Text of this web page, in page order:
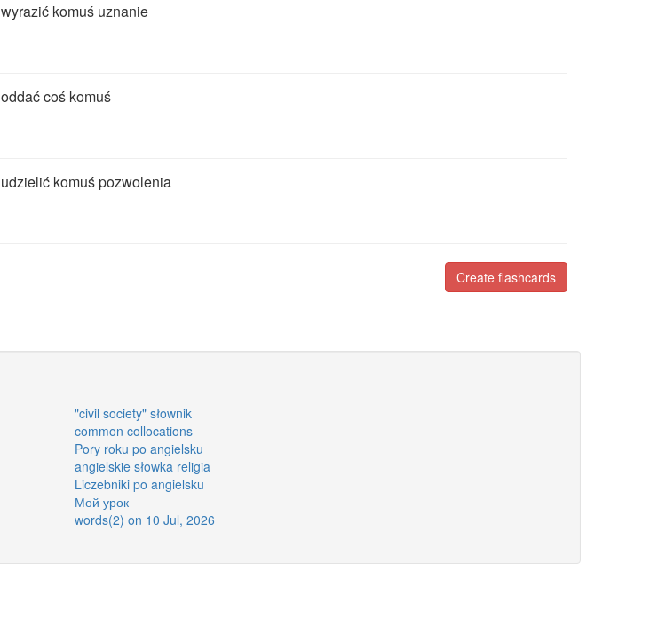
wyrazić komuś uznanie
oddać coś komuś
udzielić komuś pozwolenia
Create flashcards
"civil society" słownik
common collocations
Pory roku po angielsku
angielskie słowka religia
Liczebniki po angielsku
Мой урок
words(2) on 10 Jul, 2026